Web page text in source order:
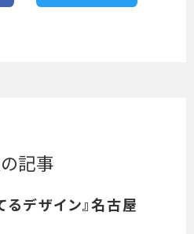
記事
るデザイン』名古屋